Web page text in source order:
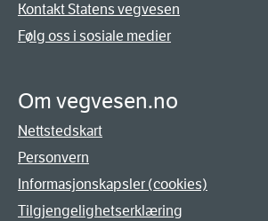
Kontakt Statens vegvesen
Følg oss i sosiale medier
Om vegvesen.no
Nettstedskart
Personvern
Informasjonskapsler (cookies)
Tilgjengelighetserklæring